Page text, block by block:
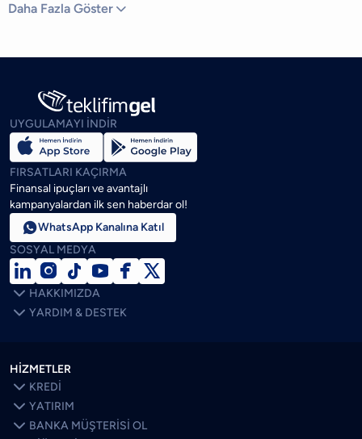
Daha Fazla Göster 
UYGULAMAYI İNDİR
FIRSATLARI KAÇIRMA
Finansal ipuçları ve avantajlı
kampanyalardan ilk sen haberdar ol!
WhatsApp Kanalına Katıl
SOSYAL MEDYA
    

 HAKKIMIZDA
 YARDIM & DESTEK
HİZMETLER
 KREDİ
 YATIRIM
 BANKA MÜŞTERİSİ OL